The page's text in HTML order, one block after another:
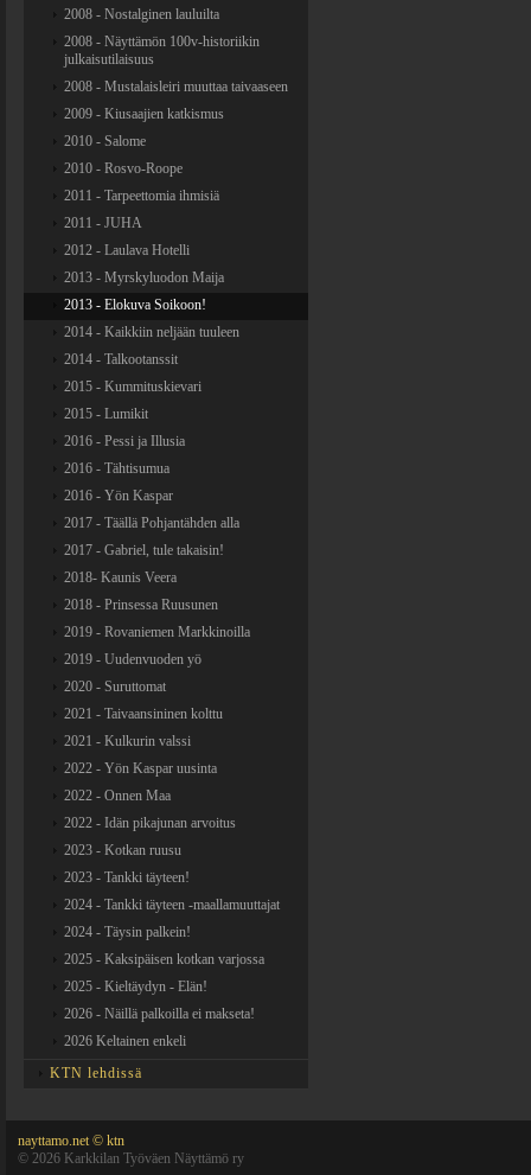
2008 - Nostalginen lauluilta
2008 - Näyttämön 100v-historiikin
julkaisutilaisuus
2008 - Mustalaisleiri muuttaa taivaaseen
2009 - Kiusaajien katkismus
2010 - Salome
2010 - Rosvo-Roope
2011 - Tarpeettomia ihmisiä
2011 - JUHA
2012 - Laulava Hotelli
2013 - Myrskyluodon Maija
2013 - Elokuva Soikoon!
2014 - Kaikkiin neljään tuuleen
2014 - Talkootanssit
2015 - Kummituskievari
2015 - Lumikit
2016 - Pessi ja Illusia
2016 - Tähtisumua
2016 - Yön Kaspar
2017 - Täällä Pohjantähden alla
2017 - Gabriel, tule takaisin!
2018- Kaunis Veera
2018 - Prinsessa Ruusunen
2019 - Rovaniemen Markkinoilla
2019 - Uudenvuoden yö
2020 - Suruttomat
2021 - Taivaansininen kolttu
2021 - Kulkurin valssi
2022 - Yön Kaspar uusinta
2022 - Onnen Maa
2022 - Idän pikajunan arvoitus
2023 - Kotkan ruusu
2023 - Tankki täyteen!
2024 - Tankki täyteen -maallamuuttajat
2024 - Täysin palkein!
2025 - Kaksipäisen kotkan varjossa
2025 - Kieltäydyn - Elän!
2026 - Näillä palkoilla ei makseta!
2026 Keltainen enkeli
KTN lehdissä
nayttamo.net © ktn
© 2026 Karkkilan Työväen Näyttämö ry